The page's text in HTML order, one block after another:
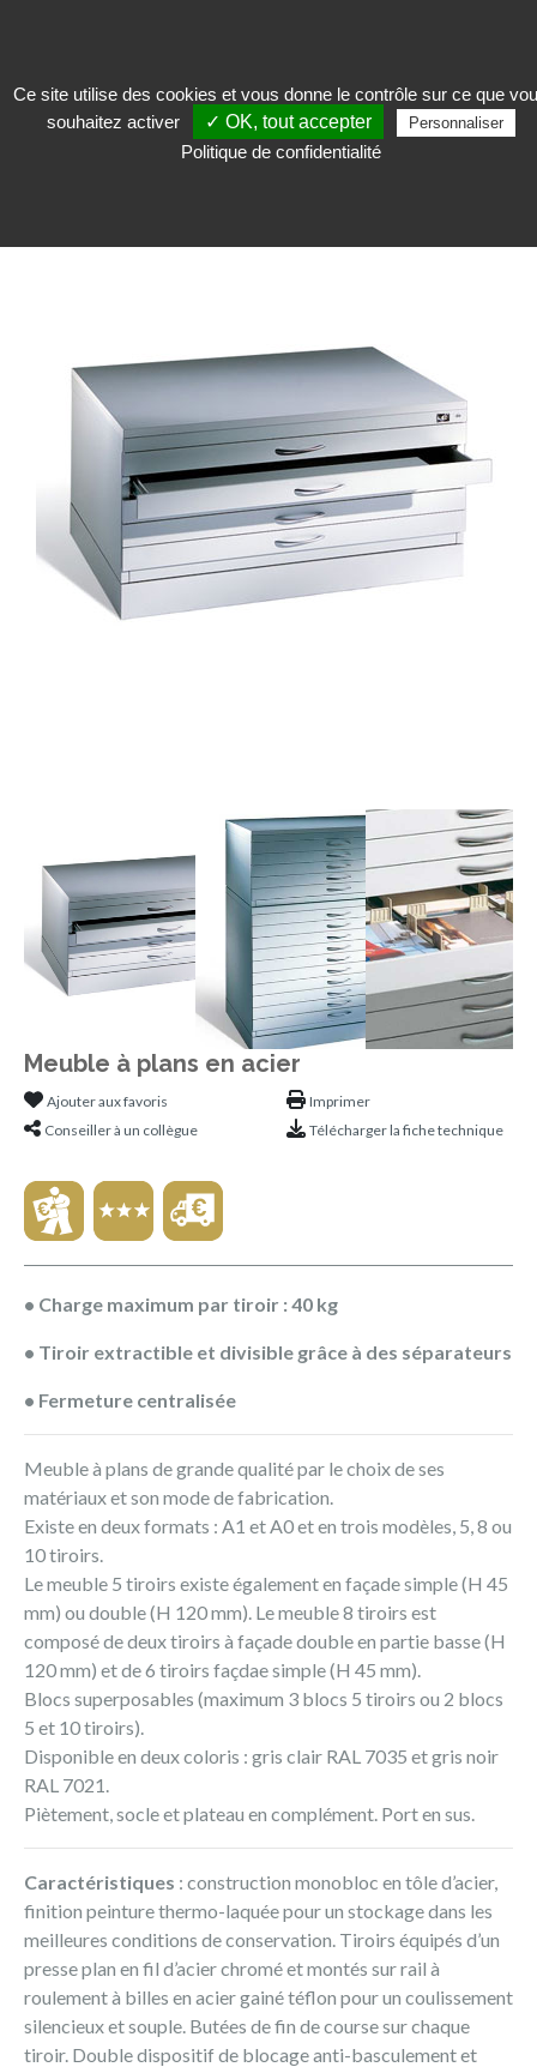
Conserver>Meuble à plans et tiroirs >Meuble à plans>
Meuble à plans en
Meuble à plans en acier
Ajouter aux favoris
Conseiller à un collègue
Imprimer
Télécharger la fiche technique
• Charge maximum par tiroir : 40 kg
• Tiroir extractible et divisible grâce à des séparateurs
• Fermeture centralisée
Meuble à plans de grande qualité par le choix de ses
matériaux et son mode de fabrication.
Existe en deux formats : A1 et A0 et en trois modèles, 5, 8 ou
10 tiroirs.
Le meuble 5 tiroirs existe également en façade simple (H 45
mm) ou double (H 120 mm). Le meuble 8 tiroirs est
composé de deux tiroirs à façade double en partie basse (H
120 mm) et de 6 tiroirs façdae simple (H 45 mm).
Blocs superposables (maximum 3 blocs 5 tiroirs ou 2 blocs
5 et 10 tiroirs).
Disponible en deux coloris : gris clair RAL 7035 et gris noir
RAL 7021.
Piètement, socle et plateau en complément. Port en sus.
Caractéristiques : construction monobloc en tôle d’acier,
finition peinture thermo-laquée pour un stockage dans les
meilleures conditions de conservation. Tiroirs équipés d’un
presse plan en fil d’acier chromé et montés sur rail à
roulement à billes en acier gainé téflon pour un coulissement
silencieux et souple. Butées de fin de course sur chaque
tiroir. Double dispositif de blocage anti-basculement et
Ce site utilise des cookies et vous donne le contrôle sur ce que
souhaitez activer
✓ OK, tout accepter Personnaliser
Politique de confidentialité